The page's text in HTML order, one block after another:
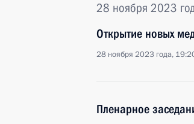
28 ноября 2023
Открытие новых
28 ноября 2023 года,
Пленарное